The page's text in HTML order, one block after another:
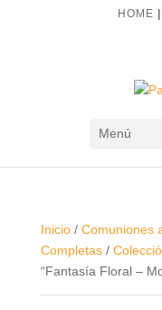
HOME
Menú
Inicio/ Comuniones
Completas/
“Fantasía Floral –